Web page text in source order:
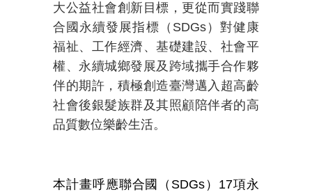
大公益社會創新目標，更從而實踐聯
合國永續發展指標（ SDGs）對健康
福祉、工作經濟、基礎建設、社會平
權、永續城鄉發展及跨域攜手合作夥
伴的期許，積極創造臺灣邁入超高齡
社會後銀髮族群及其照顧陪伴者的高
品質數位樂齡生活。
本計畫呼應聯合國（ SDGs ） 17項永